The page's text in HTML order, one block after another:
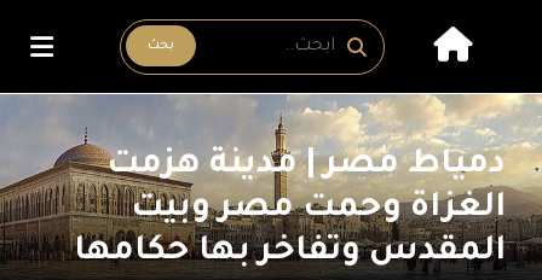
بحث
دمياط مصر | مدينة هزمت
الغزاة وحمت مصر وبيت
المقدس وتفاخر بها حكامها